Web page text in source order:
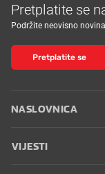
Pretplatite se
Podržite neovisno
Pretplatite se
NASLOVNICA
VIJESTI